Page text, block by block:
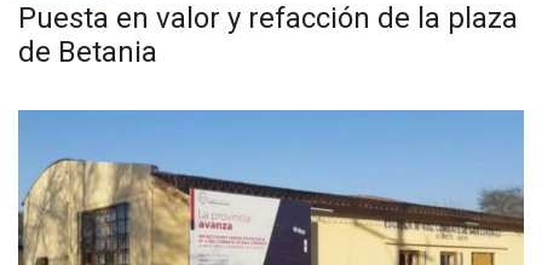
Puesta en valor y refacción de la plaza
de Betania